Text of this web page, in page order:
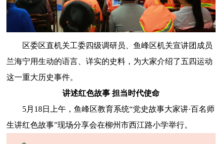
区委区直机关工委四级调研员、鱼峰区机关宣讲团成员
兰海宁用生动的语言、详实的史料，为大家介绍了五四运动
这一重大历史事件。
讲述红色故事 担当时代使命
5月18日上午，鱼峰区教育系统“党史故事大家讲·百名师
生讲红色故事”现场分享会在柳州市西江路小学举行。